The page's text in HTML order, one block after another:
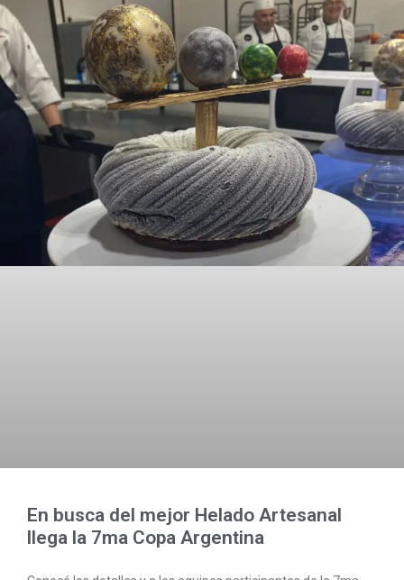
En busca del mejor Helado Artesanal
llega la 7ma Copa Argentina